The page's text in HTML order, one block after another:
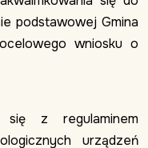
podstawowej Gmina
wniosku o
się z regulaminem
urządzeń